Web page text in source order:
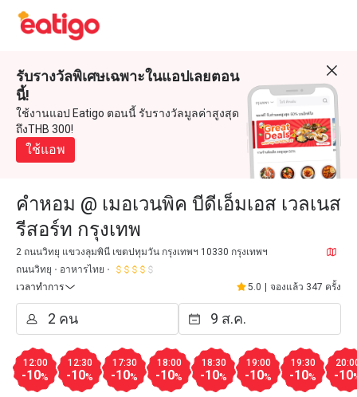
รับรางวัลพิเศษเฉพาะในแอปเลยตอน
นี้!
ใช้งานแอป Eatigo ตอนนี้ รับรางวัลมูลค่าสูงสุด
ถึงTHB 300!
ใช้แอพ
คำหอม @ เมอเวนพิค บีดีเอ็มเอส เวลเนส
รีสอร์ท กรุงเทพ
2 ถนนวิทยุ แขวงลุมพินี เขตปทุมวัน กรุงเทพฯ 10330 กรุงเทพฯ
ถนนวิทยุ
อาหารไทย
เวลาทำการ
5.0 จองแล้ว 347 ครั้ง
12:00
-10%
12:30
-10%
17:30
-10%
18:00
-10%
18:30
-10%
19:00
-10%
19:30
-10% -10